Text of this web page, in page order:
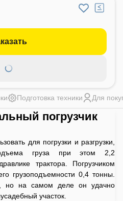
Подготовка техники Для
погрузчик
для погрузки и разгрузки,
груза при этом 2,2
трактора. Погрузчиком
грузоподъемности 0,4 тонны.
но на самом деле он удачно
участок.